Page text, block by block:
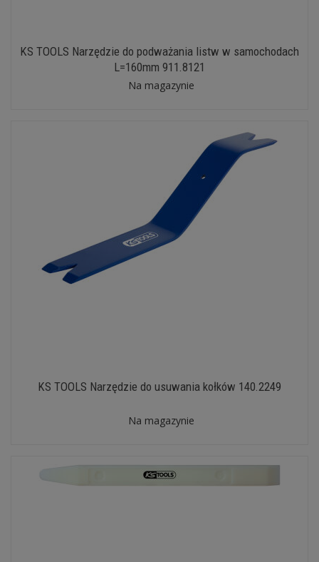
KS TOOLS Narzędzie do podważania listw w samochodach
L=160mm 911.8121
Na magazynie
KS TOOLS Narzędzie do usuwania kołków 140.2249
Na magazynie